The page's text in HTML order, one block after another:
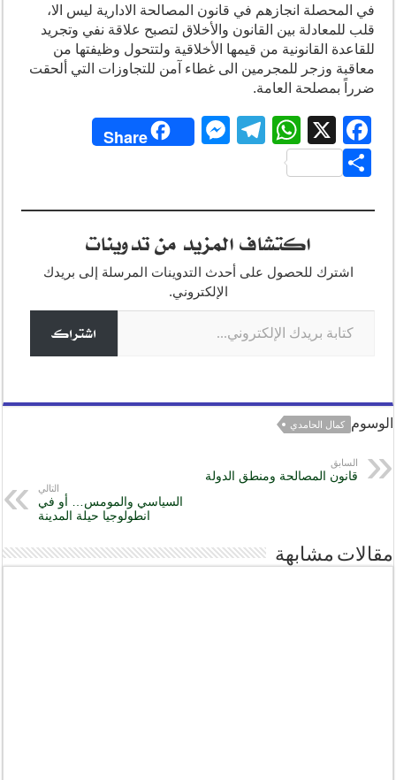
في المحصلة انجازهم في قانون المصالحة الادارية ليس الا،
قلب للمعادلة بين القانون والأخلاق لتصبح علاقة نفي وتجريد
للقاعدة القانونية من قيمها الأخلاقية ولتتحول وظيفتها من
معاقبة وزجر للمجرمين الى غطاء آمن للتجاوزات التي ألحقت
ضرراً بمصلحة العامة.
F
a
c
e
o
k
X
W
s
A
p
T
gr
a
m
M
e
n
g
er
Share
S
ar
اكتشاف المزيد من تدوينات
اشترك للحصول على أحدث التدوينات المرسلة إلى بريدك
الإلكتروني.
كتابة بريدك الإلكتروني...
اشتراك
الوسوم كمال الحامدي
السابق
قانون المصالحة ومنطق الدولة
التالي
السياسي والمومس… أو في
انطولوجيا حيلة المدينة
مقالات مشابهة